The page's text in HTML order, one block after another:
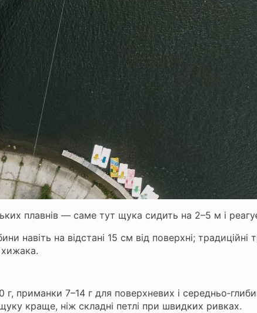
плавнів — саме тут щука сидить на 2–5 м і
навіть на відстані 15 см від поверхні;
хижака.
г, приманки 7–14 г для поверхневих і
краще, ніж складні петлі при швидких ривках.